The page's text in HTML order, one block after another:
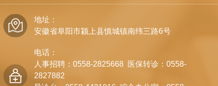
地址：
安徽省阜阳市颍上县慎城镇南纬三路6号
电话：
人事招聘：0558-2825668 医保转诊：0558-
2827882